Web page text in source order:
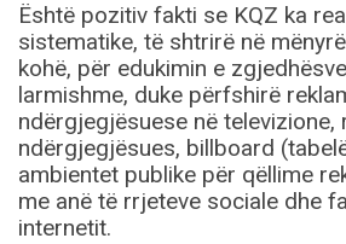
Është pozitiv fakti se KQZ ka
sistematike, të shtrirë në
kohë, për edukimin e
larmishme, duke përfshirë
ndërgjegjësuese në televizione,
ndërgjegjësues, billboard
ambientet publike për qëllime
me anë të rrjeteve sociale dhe
internetit.